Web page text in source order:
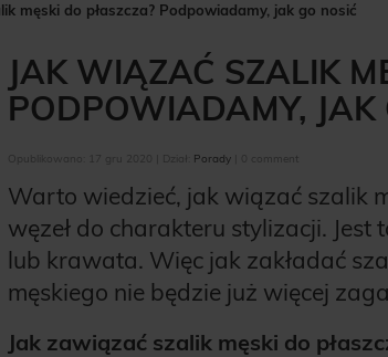
męski do płaszcza? Podpowiadamy, jak go nosić
JAK WIĄZAĆ SZALIK
PODPOWIADAMY, JAK
Opublikowano: 17 gru 2020 | Dział: Porady| 0 comment
Warto wiedzieć, jak wiązać szalik
węzeł do charakteru stylizacji.
lub krawata. Więc jak zakładać
męskiego nie będzie już więcej
Jak zawiązać szalik męski do